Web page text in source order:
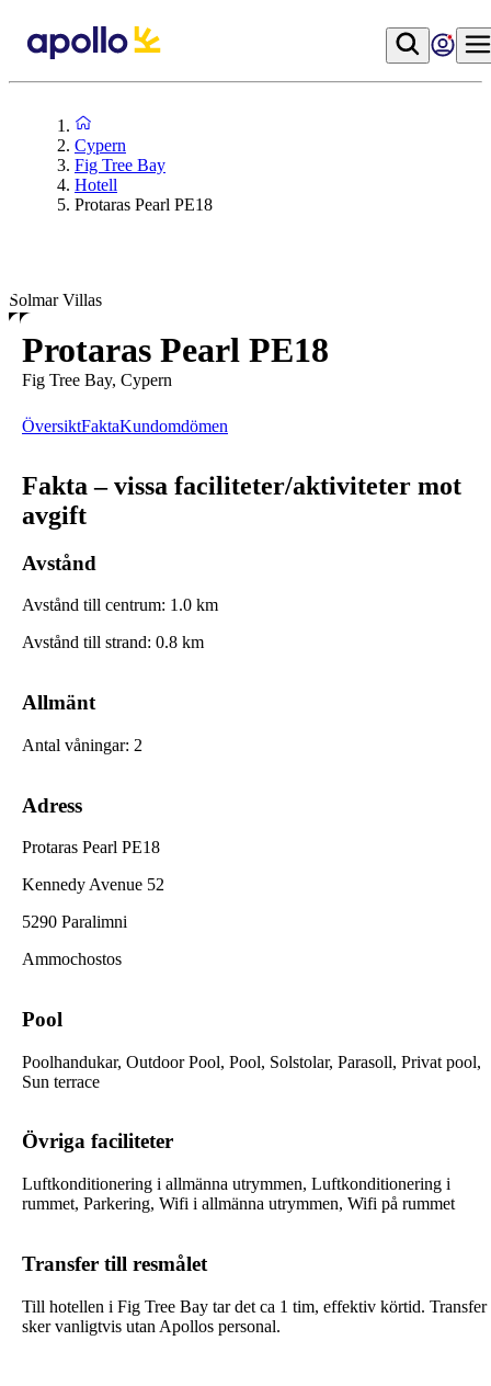
Cypern
Fig Tree Bay
Hotell
Protaras Pearl PE18
Solmar Villas
Protaras Pearl PE18
Fig Tree Bay, Cypern
ÖversiktFaktaKundomdömen
Fakta – vissa faciliteter/aktiviteter mot
avgift
Avstånd
Avstånd till centrum: 1.0 km
Avstånd till strand: 0.8 km
Allmänt
Antal våningar: 2
Adress
Protaras Pearl PE18
Kennedy Avenue 52
5290 Paralimni
Ammochostos
Pool
Poolhandukar, Outdoor Pool, Pool, Solstolar, Parasoll, Privat pool,
Sun terrace
Övriga faciliteter
Luftkonditionering i allmänna utrymmen, Luftkonditionering i
rummet, Parkering, Wifi i allmänna utrymmen, Wifi på rummet
Transfer till resmålet
Till hotellen i Fig Tree Bay tar det ca 1 tim, effektiv körtid. Transfer
sker vanligtvis utan Apollos personal.